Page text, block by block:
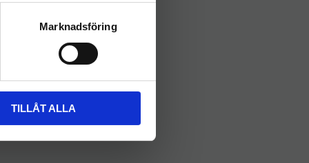
Marknadsföring
TILLÅT ALLA